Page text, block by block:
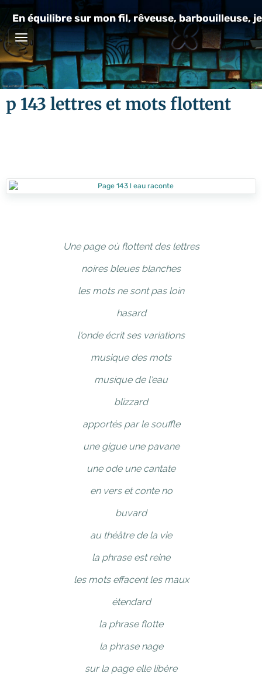
En équilibre sur mon fil, rêveuse, barbouilleuse,
p 143 lettres et mots flottent
Une page où flottent des lettres
noires bleues blanches
les mots ne sont pas loin
hasard
l'onde écrit ses variations
musique des mots
musique de l'eau
blizzard
apportés par le souffle
une gigue une pavane
une ode une cantate
en vers et conte no
buvard
au théâtre de la vie
la phrase est reine
les mots effacent les maux
étendard
la phrase flotte
la phrase nage
sur la page elle libère